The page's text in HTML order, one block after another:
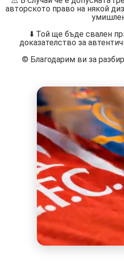
авторското право на някой
⬇️ Той ще бъде свален
доказателство за
©️ Благодарим ви за